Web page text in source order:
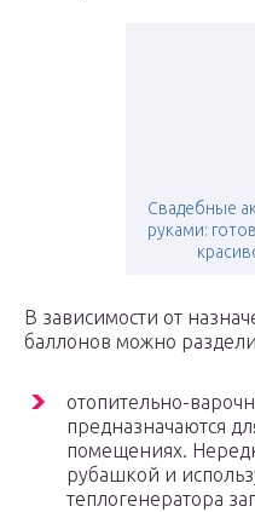
Свадебные
руками:
В зависимости от
баллонов можно
отопительно-
предназначаются
помещениях.
рубашкой и
теплогенератора